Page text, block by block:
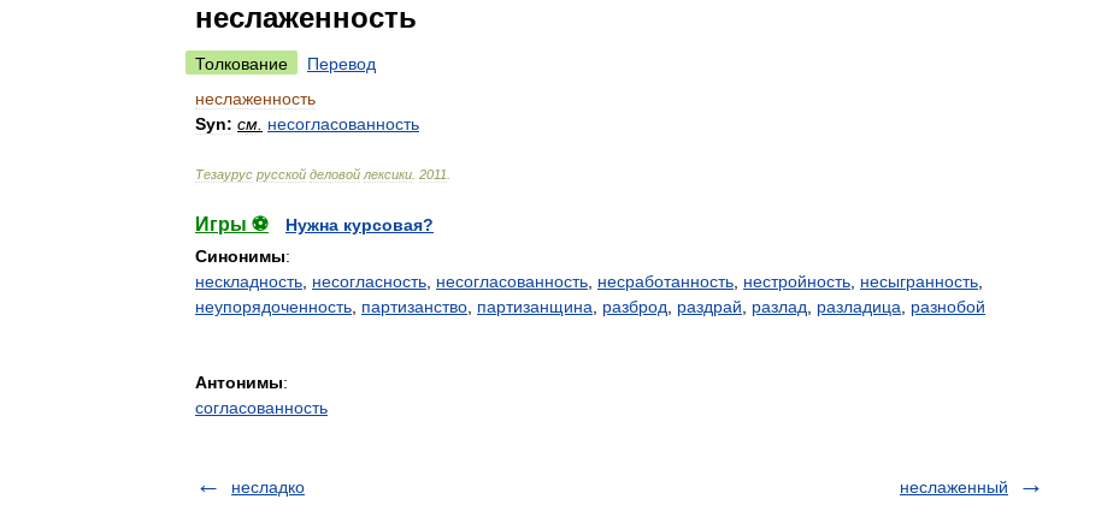
неслаженность
Толкование
Перевод
неслаженность
Syn: см несогласованность
Тезаурус русской деловой лексики 2011
Игры ⚽
Нужна курсовая?
Синонимы:
нескладность несогласность несогласованность несработанность нестройность несыгранность
неупорядоченность партизанство партизанщина разброд раздрай разлад разладица разнобой
Антонимы:
согласованность
несладко неслаженный